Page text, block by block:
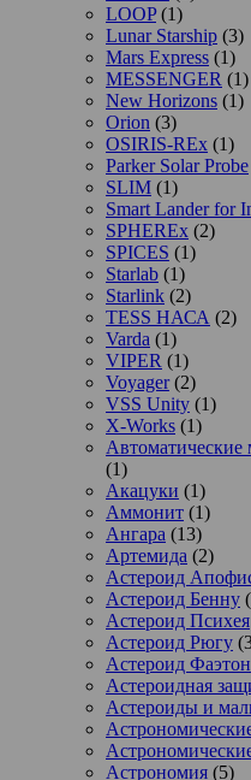
LOOP(1)
Lunar Starship (3)
Mars Express (1)
MESSENGER (1)
New Horizons (1)
Orion (3)
OSIRIS-REx (1)
Parker Solar Probe
SLIM (1)
Smart Lander for
SPHEREx (2)
SPICES (1)
Starlab (1)
Starlink (2)
TESS НАСА (2)
Varda (1)
VIPER (1)
Voyager(2)
VSS Unity (1)
X-Works (1)
Автоматические
(1)
Акацуки (1)
Аммонит (1)
Ангара (13)
Артемида (2)
Астероид
Астероид Бенну
Астероид Психея
Астероид Рюгу
Астероид Фаэтон
Астероидная
Астероиды и
Астрономия (5)